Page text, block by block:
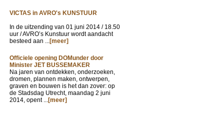
VICTAS in AVRO's KUNSTUUR
In de uitzending van 01 juni 2014 / 18.50
uur / AVRO’s Kunstuur wordt aandacht
besteed aan ...[meer]
Officiele opening DOMunder door
Minister JET BUSSEMAKER
Na jaren van ontdekken, onderzoeken,
dromen, plannen maken, ontwerpen,
graven en bouwen is het dan zover: op
de Stadsdag Utrecht, maandag 2 juni
2014, opent ...[meer]